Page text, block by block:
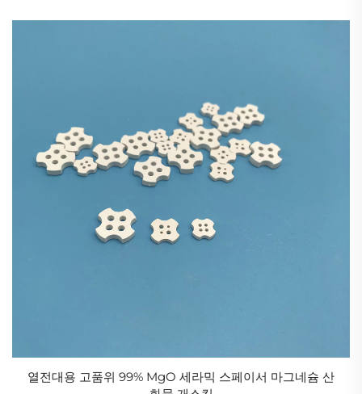
열전대용 고품위 99% MgO 세라믹 스페이서 마그네슘 산